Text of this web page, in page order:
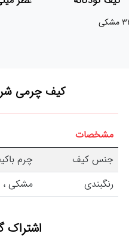
کیف چرمی
مشخصات
جنس کیف
چرم
رنگبندی
مشکی ،